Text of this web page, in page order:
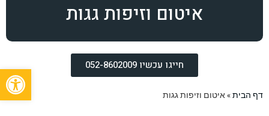
איטום וזיפות גגות
חייגו עכשיו 052-8602009
דף הבית»איטום וזיפות גגות